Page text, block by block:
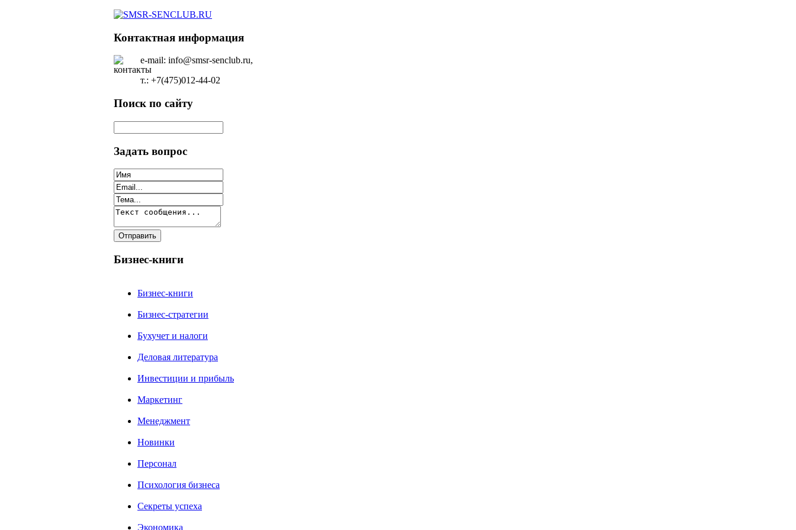
Контактная информация
e-mail: info@smsr-senclub.ru,
т.: +7(475)012-44-02
Поиск по сайту
Задать вопрос
Бизнес-книги
Бизнес-книги
Бизнес-стратегии
Бухучет и налоги
Деловая литература
Инвестиции и прибыль
Маркетинг
Менеджмент
Новинки
Персонал
Психология бизнеса
Секреты успеха
Экономика